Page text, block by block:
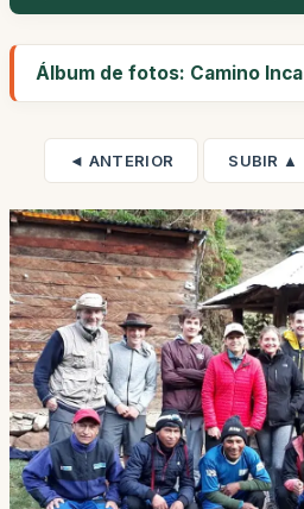
Álbum de fotos: Camino Inca
◄ ANTERIOR SUBIR ▲